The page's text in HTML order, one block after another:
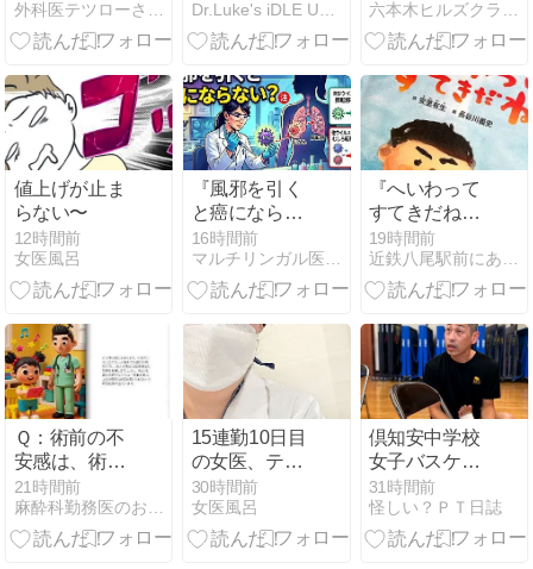
をエンジョイ
する秘訣-ひと
ルネス）、心
のマスクを外
して本心に戻
る
ッグ」２０２
６です。
値上げが止ま
らない〜
12時間前
女医風呂
『風邪を引く
と癌にならな
い？！』
16時間前
『へいわって
すてきだね』
（詩・安里有
生 画・長谷川
義史、ブロン
19時間前
Ｑ：術前の不
安感は、術後
疼痛や麻酔回
復の質にどの
程度影響を及
21時間前
15連勤10日目
の女医、テキ
トーAIにビッ
クリ
30時間前
女医風呂
倶知安中学校
女子バスケッ
トボール部で
テーピング講
習会・メディ
31時間前
怪しい？ＰＴ日誌